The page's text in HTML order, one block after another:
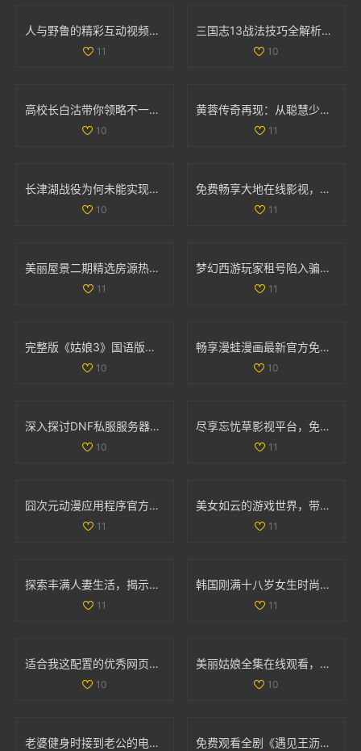
人与野鲁的精彩互动视频完整版分享与讨论
11
三国志13战法技巧全解析：全面掌握战法使用策略与方法
10
高校长白沽带你领略不一样的校园人生与冒险之旅
10
黄蓉传奇再现：从聪慧少女到武林女侠的成长之路
11
长津湖战役为何未能实现全歼敌军的深度解析
10
免费畅享大地在线影视，随时随地观看热门影片
11
美丽屋景二期精选房源热销中，抓住机会买房吧
11
梦幻西游玩家租号陷入骗局 CBG应优化租赁功能保障权益
11
完整版《姑娘3》国语版在线免费观看的最新资源分享
10
畅享漫蛙漫画最新官方免费版下载安装体验攻略
10
深入探讨DNF私服服务器的安全隐患及技术挑战
10
尽享忘忧草影视平台，免费畅看精彩动漫视频
11
囧次元动漫应用程序官方下载，畅享正版动漫资源的精彩体验
11
美女如云的游戏世界，带你领略视觉盛宴的无限魅力
11
探索丰满人妻生活，揭示她们的独特魅力与精彩故事
11
韩国刚满十八岁女生时尚搭配宝典展现青春活力
11
适合我这配置的优秀网页游戏和单机游戏推荐
10
美丽姑娘全集在线观看，感受不一样的青春魅力与情感故事
10
老婆健身时接到老公的电话，让人意外的瞬间分享 免费观看全剧《遇见王沥川》，感受深情与共鸣的故事旅程